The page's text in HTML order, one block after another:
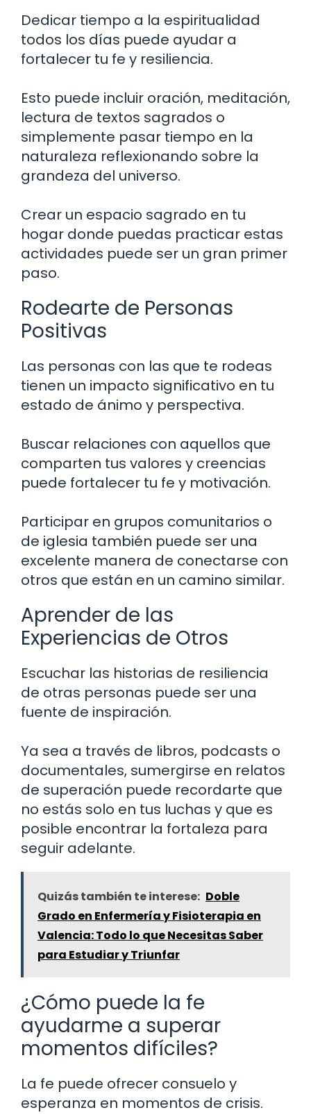
Dedicar tiempo a la espiritualidad
todos los días puede ayudar a
fortalecer tu fe y resiliencia.
Esto puede incluir oración, meditación,
lectura de textos sagrados o
simplemente pasar tiempo en la
naturaleza reflexionando sobre la
grandeza del universo.
Crear un espacio sagrado en tu
hogar donde puedas practicar estas
actividades puede ser un gran primer
paso.
Rodearte de Personas
Positivas
Las personas con las que te rodeas
tienen un impacto significativo en tu
estado de ánimo y perspectiva.
Buscar relaciones con aquellos que
comparten tus valores y creencias
puede fortalecer tu fe y motivación.
Participar en grupos comunitarios o
de iglesia también puede ser una
excelente manera de conectarse con
otros que están en un camino similar.
Aprender de las
Experiencias de Otros
Escuchar las historias de resiliencia
de otras personas puede ser una
fuente de inspiración.
Ya sea a través de libros, podcasts o
documentales, sumergirse en relatos
de superación puede recordarte que
no estás solo en tus luchas y que es
posible encontrar la fortaleza para
seguir adelante.
Quizás también te interese: Doble
Grado en Enfermería y Fisioterapia en
Valencia: Todo lo que Necesitas Saber
para Estudiar y Triunfar
¿Cómo puede la fe
ayudarme a superar
momentos difíciles?
La fe puede ofrecer consuelo y
esperanza en momentos de crisis.